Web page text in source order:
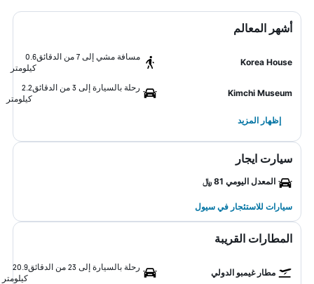
أشهر المعالم
Korea House
مسافة مشي إلى 7 من الدقائق
0.6
كيلومتر
Kimchi Museum
رحلة بالسيارة إلى 3 من الدقائق
2.2
كيلومتر
إظهار المزيد
سيارت ايجار
المعدل اليومي 81 ﷼
سيارات للاستئجار في سيول
المطارات القريبة
مطار غيمبو الدولي
رحلة بالسيارة إلى 23 من الدقائق
20.9
كيلومتر